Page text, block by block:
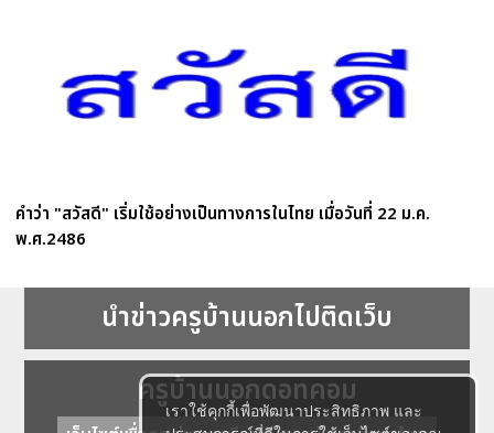
เราใช้คุกกี้เพื่อพัฒนาประสิทธิภาพ และ
คำว่า "สวัสดี" เริ่มใช้อย่างเป็นทางการในไทย เมื่อวันที่ 22 ม.ค.
พ.ศ.2486
นำข่าวครูบ้านนอกไปติดเว็บ
ครูบ้านนอกดอทคอม